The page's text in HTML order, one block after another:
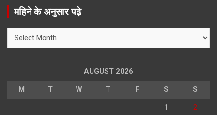
r
महिने के अनुसार पढ़े
AUGUST 2026
M T W T F S S
1 2